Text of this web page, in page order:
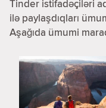
Tinder istifadəçiləri
ilə paylaşdıqları
Aşağıda ümumi